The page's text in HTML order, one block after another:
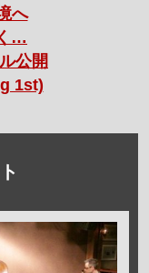
へ
…
公開
1st)